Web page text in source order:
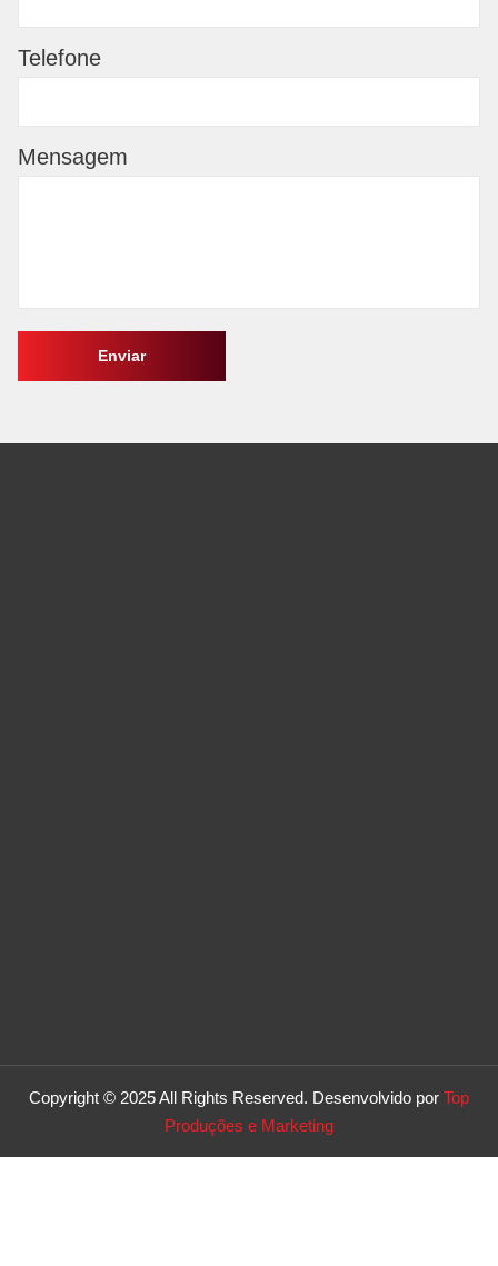
Telefone
Mensagem
Copyright © 2025 All Rights Reserved. Desenvolvido por Top
Produções e Marketing